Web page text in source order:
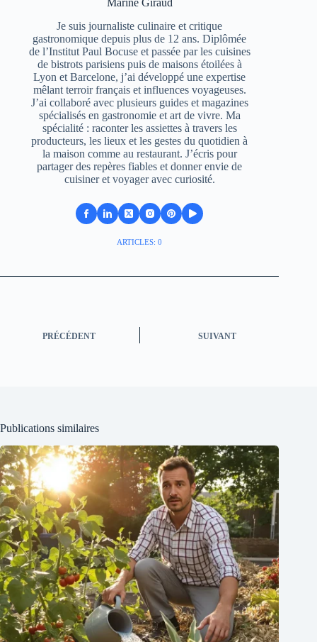
Marine Giraud
Je suis journaliste culinaire et critique
gastronomique depuis plus de 12 ans. Diplômée
de l’Institut Paul Bocuse et passée par les cuisines
de bistrots parisiens puis de maisons étoilées à
Lyon et Barcelone, j’ai développé une expertise
mêlant terroir français et influences voyageuses.
J’ai collaboré avec plusieurs guides et magazines
spécialisés en gastronomie et art de vivre. Ma
spécialité : raconter les assiettes à travers les
producteurs, les lieux et les gestes du quotidien à
la maison comme au restaurant. J’écris pour
partager des repères fiables et donner envie de
cuisiner et voyager avec curiosité.
ARTICLES: 0
PRÉCÉDENT SUIVANT
Publications similaires